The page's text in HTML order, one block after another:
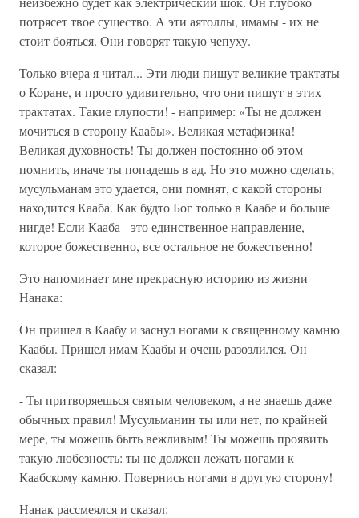
потрясет твое существо. А эти аятоллы, имамы - их не
стоит бояться. Они говорят такую чепуху.
Только вчера я читал... Эти люди пишут великие трактаты
о Коране, и просто удивительно, что они пишут в этих
трактатах. Такие глупости! - например: «Ты не должен
мочиться в сторону Каабы». Великая метафизика!
Великая духовность! Ты должен постоянно об этом
помнить, иначе ты попадешь в ад. Но это можно сделать;
мусульманам это удается, они помнят, с какой стороны
находится Кааба. Как будто Бог только в Каабе и больше
нигде! Если Кааба - это единственное направление,
которое божественно, все остальное не божественно!
Это напоминает мне прекрасную историю из жизни
Нанака:
Он пришел в Каабу и заснул ногами к священному камню
Каабы. Пришел имам Каабы и очень разозлился. Он
сказал:
- Ты притворяешься святым человеком, а не знаешь даже
обычных правил! Мусульманин ты или нет, по крайней
мере, ты можешь быть вежливым! Ты можешь проявить
такую любезность: ты не должен лежать ногами к
Каабскому камню. Повернись ногами в другую сторону!
Нанак рассмеялся и сказал: